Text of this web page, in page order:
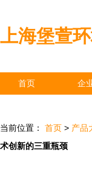
上海堡萱
首页 企
当前位置： 首页 > 产品
术创新的三重瓶颈